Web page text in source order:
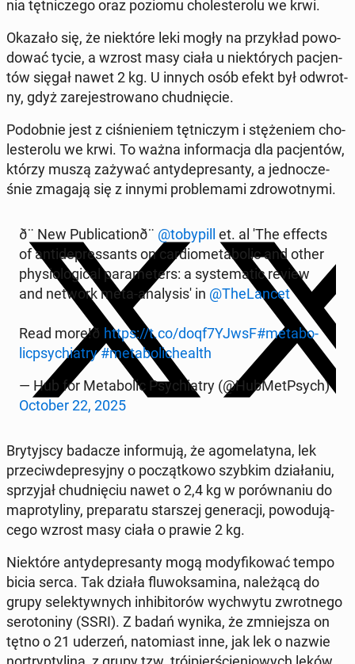
nia tęt­ni­cze­go oraz poziomu cho­le­ste­ro­lu we krwi.
Okazało się, że nie­któ­re leki mogły na przy­kład po­wo­
do­wać tycie, a wzrost masy ciała u nie­któ­rych pa­cjen­
tów sięgał nawet 2 kg. U innych osób efekt był od­wrot­
ny, gdyż za­re­je­stro­wa­no chud­nię­cie.
Po­dob­nie jest z ci­śnie­niem tęt­ni­czym i stę­że­niem cho­
le­ste­ro­lu we krwi. To ważna in­for­ma­cja dla pa­cjen­tów,
którzy muszą zażywać an­ty­de­pre­san­ty, a jed­no­cze­
śnie zmagają się z innymi pro­ble­ma­mi zdro­wot­ny­mi.
ð¨ New Pu­bli­ca­tio­nð¨ @to­by­pill
et. al 'The effects
of an­ti­de­pres­sants on car­dio­me­ta­bo­lic and other
phy­sio­lo­gi­cal pa­ra­me­ters: a sys­te­ma­tic review
and network meta-ana­ly­si­s' in @The­Lan­cet
Read more!ð https://t.co/doqf7YJwsF#me­ta­bo­
licp­sy­chia­try#me­ta­bo­li­che­alth
— Hub for Me­ta­bo­lic Psy­chia­try (@Hub­MetP­sych)
October 22, 2025
Bry­tyj­scy badacze in­for­mu­ją, że ago­me­la­ty­na, lek
prze­ciw­de­pre­syj­ny o po­cząt­ko­wo szybkim dzia­ła­niu,
sprzy­jał chud­nię­ciu nawet o 2,4 kg w po­rów­na­niu do
ma­pro­ty­li­ny, pre­pa­ra­tu star­szej ge­ne­ra­cji, po­wo­du­ją­
ce­go wzrost masy ciała o prawie 2 kg.
Nie­któ­re an­ty­de­pre­san­ty mogą mo­dy­fi­ko­wać tempo
bicia serca. Tak działa flu­wok­sa­mi­na, na­le­żą­cą do
grupy se­lek­tyw­nych in­hi­bi­to­rów wy­chwy­tu zwrot­ne­go
se­ro­to­ni­ny (SSRI). Z badań wynika, że zmniej­sza on
tętno o 21 uderzeń, na­to­miast inne, jak lek o nazwie